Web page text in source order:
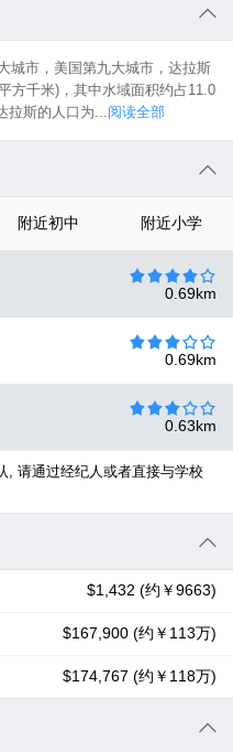
城市，美国第九大城市，达拉斯
方千米)，其中水域面积约占11.0
拉斯的人口为...阅读全部
附近初中 附近小学
0.69km
0.69km
0.63km
, 请通过经纪人或者直接与学校
$1,432 (约￥9663)
$167,900 (约￥113万)
$174,767 (约￥118万)